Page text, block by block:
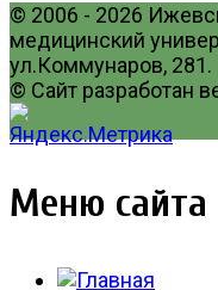
© 2006 - 2026
медицинский
ул.Коммунаров, 281.
© Сайт разработан
Меню сайта